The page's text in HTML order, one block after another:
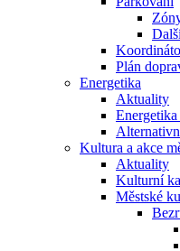
Plán
Energetika
Aktuality
Energetika
Kultura a akce
Aktuality
Kulturní
Městské